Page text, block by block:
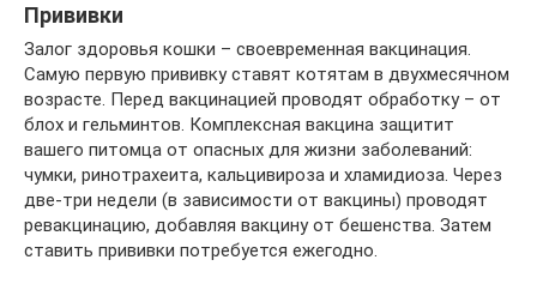
Прививки
Залог здоровья кошки – своевременная вакцинация.
Самую первую прививку ставят котятам в двухмесячном
возрасте. Перед вакцинацией проводят обработку – от
блох и гельминтов. Комплексная вакцина защитит
вашего питомца от опасных для жизни заболеваний:
чумки, ринотрахеита, кальцивироза и хламидиоза. Через
две-три недели (в зависимости от вакцины) проводят
ревакцинацию, добавляя вакцину от бешенства. Затем
ставить прививки потребуется ежегодно.